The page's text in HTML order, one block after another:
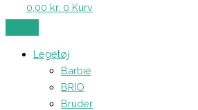
0,00 kr. 0 Kurv
Legetøj
Barbie
BRIO
Bruder